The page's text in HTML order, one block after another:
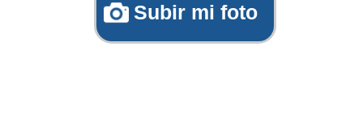
Subir mi foto